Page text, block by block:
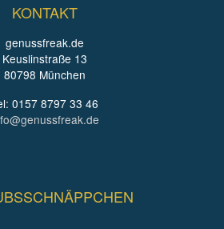
KONTAKT
genussfreak.de
Keuslinstraße 13
80798 München
0157 8797 33 46